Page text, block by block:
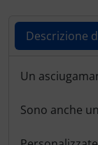
Descrizione
Un
Sono anche